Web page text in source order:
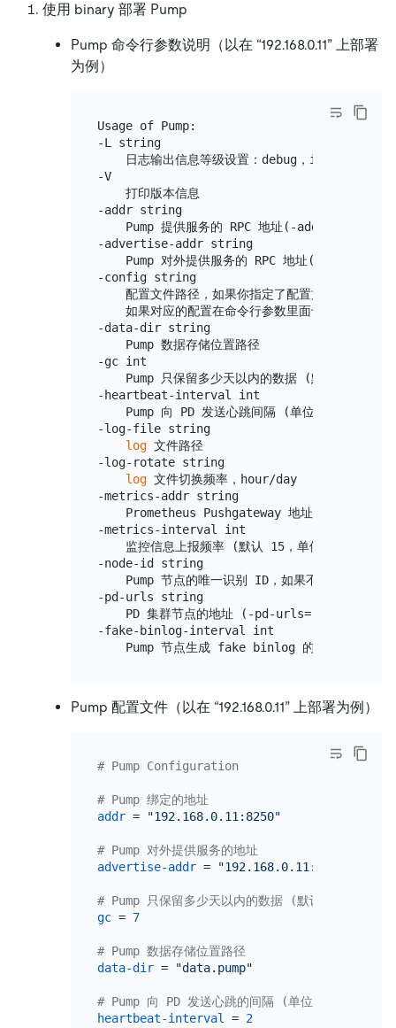
使用 binary 部署 Pump
Pump 命令行参数说明（以在 “192.168.0.11” 上部署
为例）
Usage of Pump:
-L string
日志输出信息等级设置：debug，info，warn
-V
    打印版本信息
-addr string
    Pump 提供服务的 RPC 地址(-addr=
-advertise-addr string
Pump 对外提供服务的 RPC 地址(-
-config string
配置文件路径，如果你指定了配置文件，Pump
如果对应的配置在命令行参数里面也存在，Pump
-data-dir string
    Pump 数据存储位置路径
-gc int
    Pump 只保留多少天以内的数据 (默认 7)
-heartbeat-interval int
    Pump 向 PD 发送心跳间隔 (单位 秒)
-log-file string
log 文件路径
-log-rotate string
log 文件切换频率，hour/day
-metrics-addr string
Prometheus Pushgateway 地址，不设置则禁
-metrics-interval int
    监控信息上报频率 (默认 15，单位 秒)
-node-id string
Pump 节点的唯一识别 ID，如果不指定，程序会
-pd-urls string
    PD 集群节点的地址 (-pd-urls=
"http://
-fake-binlog-interval int
Pump 配置文件（以在 “192.168.0.11” 上部署为例）
# Pump Configuration
# Pump 绑定的地址
addr = "192.168.0.11:8250"
# Pump 对外提供服务的地址
advertise-addr = "192.168.0.11:8250"
# Pump 只保留多少天以内的数据 (默认 7)
gc = 7
# Pump 数据存储位置路径
data-dir = "data.pump"
# Pump 向 PD 发送心跳的间隔 (单位 秒)
heartbeat-interval
= 2